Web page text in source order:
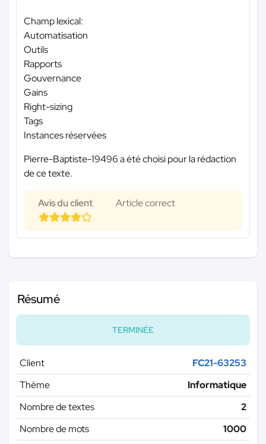
Champ lexical:
Automatisation
Outils
Rapports
Gouvernance
Gains
Right-sizing
Tags
Instances réservées
Pierre-Baptiste-19496 a été choisi pour la rédaction
de ce texte.
Avis du client Article correct
Résumé
TERMINÉE
Client
FC21-63253
Thème
Informatique
Nombre de textes
2
Nombre de mots
1000